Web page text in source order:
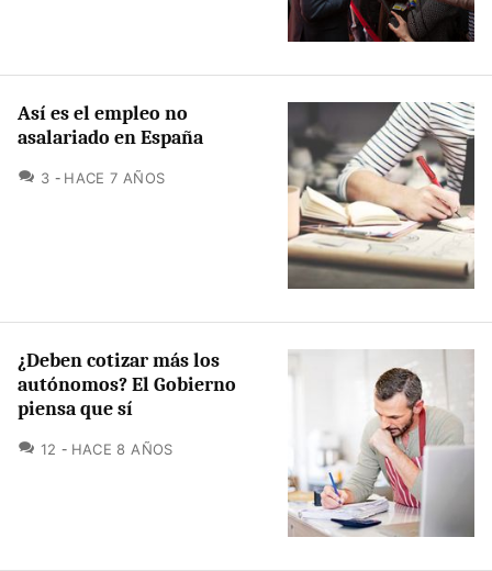
Así es el empleo no
asalariado en España
3 COMENTARIOS
HACE 7 AÑOS
¿Deben cotizar más los
autónomos? El Gobierno
piensa que sí
12 COMENTARIOS
HACE 8 AÑOS